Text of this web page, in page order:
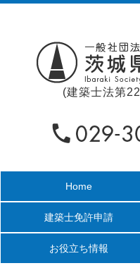
(建築士法第
Home
建築士免許申請
お役立ち情報